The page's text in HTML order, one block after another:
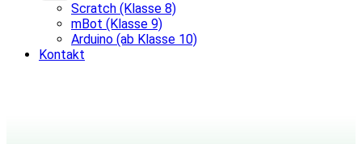
Scratch (Klasse 8)
mBot (Klasse 9)
Arduino (ab Klasse 10)
Kontakt